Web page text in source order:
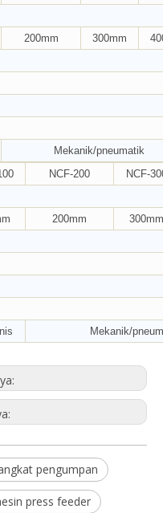
200mm 300mm
Mekanik/pneumatik
NCF-200
NCF-
200mm
300mm
Mekanik/
pengumpan
press feeder